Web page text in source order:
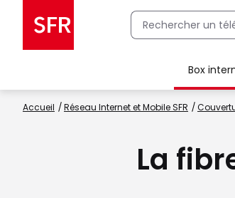
Box
Accueil Réseau Internet et Mobile SFR
La